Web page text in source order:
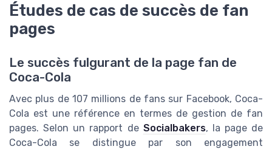
Études de cas de succès de fan
pages
Le succès fulgurant de la page fan de
Coca-Cola
Avec plus de 107 millions de fans sur Facebook, Coca-
Cola est une référence en termes de gestion de fan
pages. Selon un rapport de Socialbakers, la page de
Coca-Cola se distingue par son engagement